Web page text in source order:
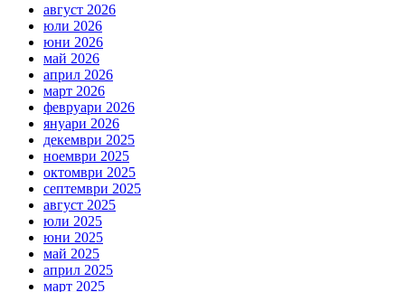
август 2026
юли 2026
юни 2026
май 2026
април 2026
март 2026
февруари 2026
януари 2026
декември 2025
ноември 2025
октомври 2025
септември 2025
август 2025
юли 2025
юни 2025
май 2025
април 2025
март 2025